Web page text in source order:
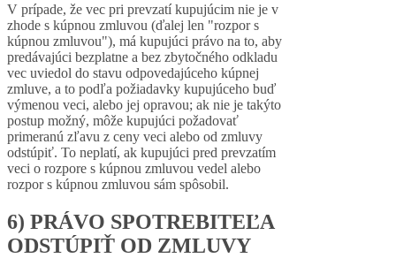
V prípade, že vec pri prevzatí kupujúcim nie je v
zhode s kúpnou zmluvou (ďalej len "rozpor s
kúpnou zmluvou"), má kupujúci právo na to, aby
predávajúci bezplatne a bez zbytočného odkladu
vec uviedol do stavu odpovedajúceho kúpnej
zmluve, a to podľa požiadavky kupujúceho buď
výmenou veci, alebo jej opravou; ak nie je takýto
postup možný, môže kupujúci požadovať
primeranú zľavu z ceny veci alebo od zmluvy
odstúpiť. To neplatí, ak kupujúci pred prevzatím
veci o rozpore s kúpnou zmluvou vedel alebo
rozpor s kúpnou zmluvou sám spôsobil.
6) PRÁVO SPOTREBITEĽA
ODSTÚPIŤ OD ZMLUVY